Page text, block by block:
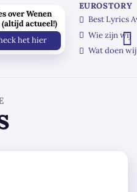
over Wenen
(altijd actueel!)
het hier
EUROSTORY
Best Lyrics
Wie zijn wij
Wat doen wij